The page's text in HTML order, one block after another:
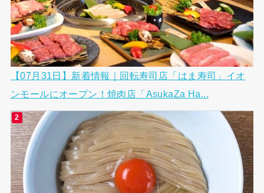
【07月31日】新着情報｜回転寿司店「はま寿司」イオ
ンモールにオープン！焼肉店「AsukaZa Ha...